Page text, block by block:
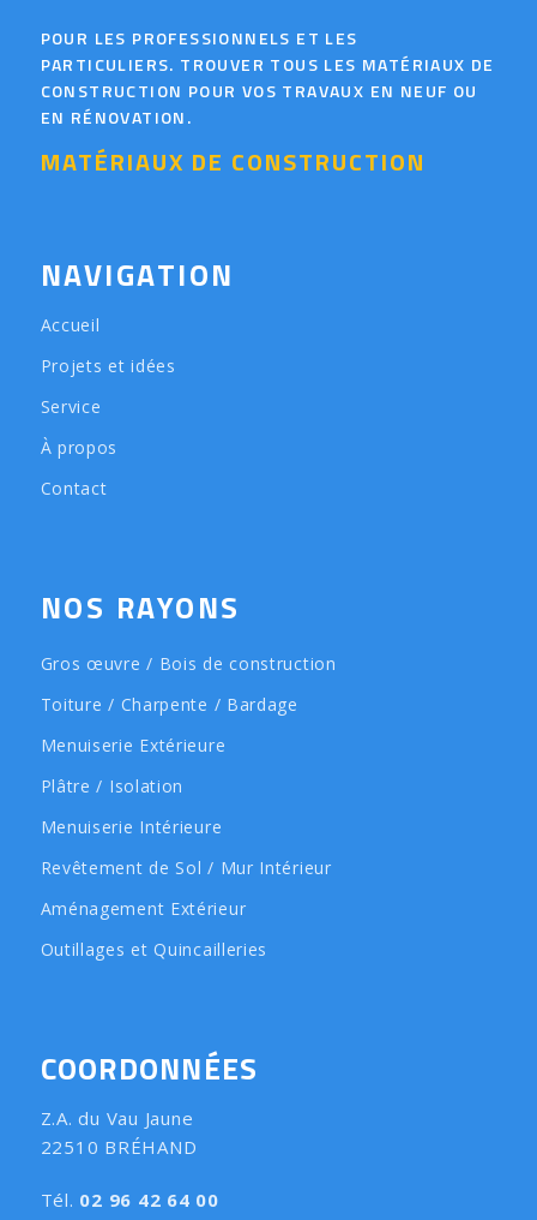
POUR LES PROFESSIONNELS ET LES
PARTICULIERS. TROUVER TOUS LES MATÉRIAUX DE
CONSTRUCTION POUR VOS TRAVAUX EN NEUF OU
EN RÉNOVATION.
MATÉRIAUX DE CONSTRUCTION
NAVIGATION
Accueil
Projets et idées
Service
À propos
Contact
NOS RAYONS
Gros œuvre / Bois de construction
Toiture / Charpente / Bardage
Menuiserie Extérieure
Plâtre / Isolation
Menuiserie Intérieure
Revêtement de Sol / Mur Intérieur
Aménagement Extérieur
Outillages et Quincailleries
COORDONNÉES
Z.A. du Vau Jaune
22510 BRÉHAND
Tél. 02 96 42 64 00